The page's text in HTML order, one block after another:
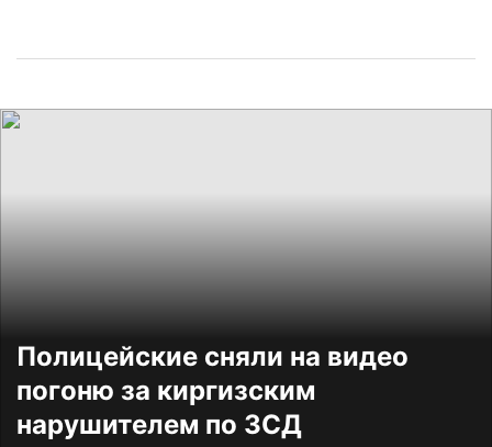
Полицейские сняли на видео
погоню за киргизским
нарушителем по ЗСД